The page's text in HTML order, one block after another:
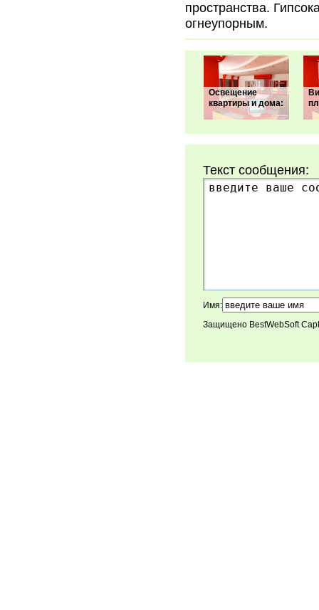
пространства.
огнеупорным.
Освещение
квартиры и дома:
Текст сообщения:
Имя:
Защищено BestWebSoft